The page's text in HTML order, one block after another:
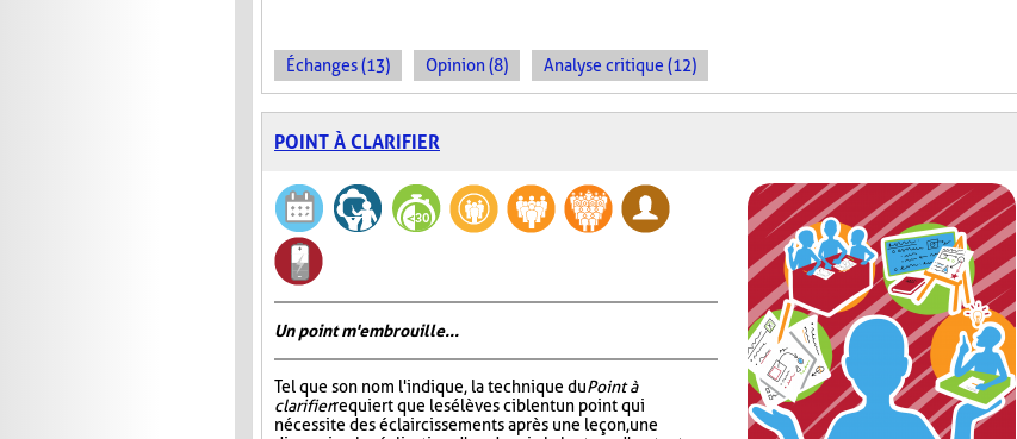
Échanges (13) Opinion (8) Analyse critique (12)
POINT À CLARIFIER
Un point m'embrouille...
Tel que son nom l'indique, la technique duPoint à
clarifierrequiert que les élèves ciblent un point qui
nécessite des éclaircissements après une leçon, une